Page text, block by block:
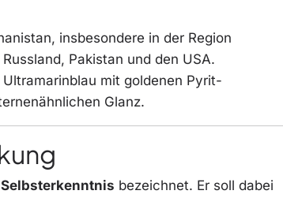
insbesondere in der Region
Pakistan und den USA.
mit goldenen Pyrit-
Glanz.
bezeichnet. Er soll dabei